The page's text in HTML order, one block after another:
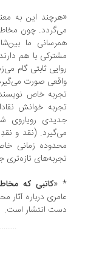
این به معنای
چون مخاطبان
ما بین‌شان
با هم دارند.
ثابتی گام
صورت می‌گیرد و با
خاص نویسنده با
خوانش نقادانه
رویاروی شویم
(نقد و نقدِ نقد).
زمانی خاصی
تازه‌تری جای آن
کاتبی که مخاطبان
درباره آثار
انتشار است.
...............